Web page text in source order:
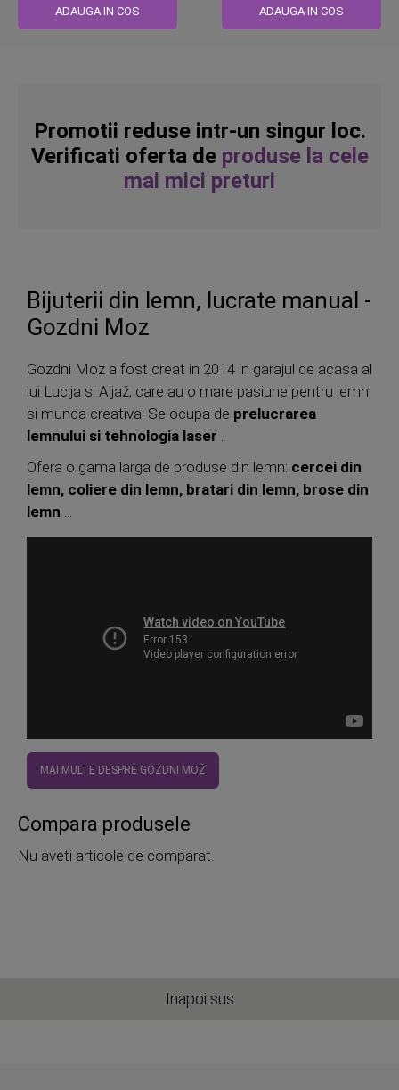
ADAUGA IN COS ADAUGA IN COS
Promotii reduse intr-un singur loc.
Verificati oferta de produse la cele
mai mici preturi
Bijuterii din lemn, lucrate manual -
Gozdni Moz
Gozdni Moz a fost creat in 2014 in garajul de acasa al
lui Lucija si Aljaž, care au o mare pasiune pentru lemn
si munca creativa. Se ocupa de prelucrarea
lemnului si tehnologia laser .
Ofera o gama larga de produse din lemn: cercei din
lemn, coliere din lemn, bratari din lemn, brose din
lemn ...
MAI MULTE DESPRE GOZDNI MOŽ
Compara produsele
Nu aveti articole de comparat.
Inapoi sus